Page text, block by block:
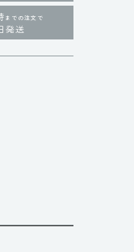
までの注文で
発送